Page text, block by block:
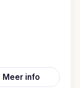
Meer info